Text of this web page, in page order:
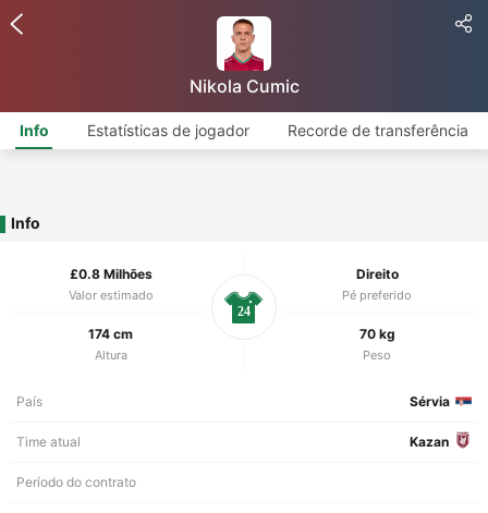
Nikola Cumic
Info Estatísticas de jogador Recorde de transferência
Info
£0.8 Milhões
Valor estimado
Direito
Pé preferido
174 cm
Altura
70 kg
Peso
24
País Sérvia
Time atual Kazan
Período do contrato